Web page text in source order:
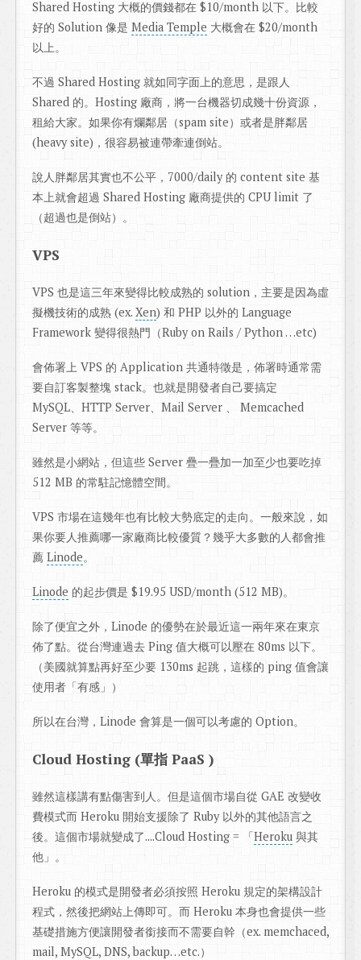
Shared Hosting 大概的價錢都在 $10/month 以下。比較
好的 Solution 像是 Media Temple 大概會在 $20/month
以上。
不過 Shared Hosting 就如同字面上的意思，是跟人
Shared 的。Hosting 廠商，將一台機器切成幾十份資源，
租給大家。如果你有爛鄰居（spam site）或者是胖鄰居
(heavy site)，很容易被連帶牽連倒站。
說人胖鄰居其實也不公平，7000/daily 的 content site 基
本上就會超過 Shared Hosting 廠商提供的 CPU limit 了
（超過也是倒站）。
VPS
VPS 也是這三年來變得比較成熟的 solution，主要是因為虛
擬機技術的成熟 (ex. Xen) 和 PHP 以外的 Language
Framework 變得很熱門（Ruby on Rails / Python …etc)
會佈署上 VPS 的 Application 共通特徵是，佈署時通常需
要自訂客製整塊 stack。也就是開發者自己要搞定
MySQL、HTTP Server、Mail Server 、 Memcached
Server 等等。
雖然是小網站，但這些 Server 疊一疊加一加至少也要吃掉
512 MB 的常駐記憶體空間。
VPS 市場在這幾年也有比較大勢底定的走向。一般來說，如
果你要人推薦哪一家廠商比較優質？幾乎大多數的人都會推
薦 Linode。
Linode 的起步價是 $19.95 USD/month (512 MB)。
除了便宜之外，Linode 的優勢在於最近這一兩年來在東京
佈了點。從台灣連過去 Ping 值大概可以壓在 80ms 以下。
（美國就算點再好至少要 130ms 起跳，這樣的 ping 值會讓
使用者「有感」）
所以在台灣，Linode 會算是一個可以考慮的 Option。
Cloud Hosting (單指 PaaS )
雖然這樣講有點傷害到人。但是這個市場自從 GAE 改變收
費模式而 Heroku 開始支援除了 Ruby 以外的其他語言之
後。這個市場就變成了....Cloud Hosting = 「Heroku 與其
他」。
Heroku 的模式是開發者必須按照 Heroku 規定的架構設計
程式，然後把網站上傳即可。而 Heroku 本身也會提供一些
基礎措施方便讓開發者銜接而不需要自幹（ex. memchaced,
mail, MySQL, DNS, backup…etc.）